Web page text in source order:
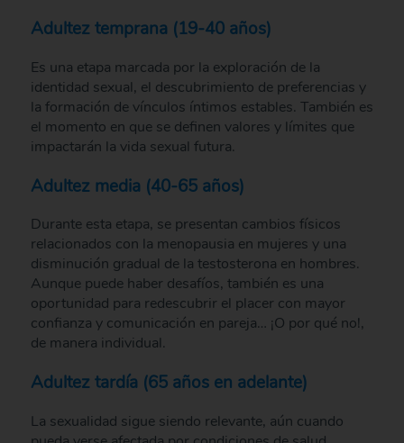
Adultez temprana (19-40 años)
Es una etapa marcada por la exploración de la
identidad sexual, el descubrimiento de preferencias y
la formación de vínculos íntimos estables. También es
el momento en que se definen valores y límites que
impactarán la vida sexual futura.
Adultez media (40-65 años)
Durante esta etapa, se presentan cambios físicos
relacionados con la menopausia en mujeres y una
disminución gradual de la testosterona en hombres.
Aunque puede haber desafíos, también es una
oportunidad para redescubrir el placer con mayor
confianza y comunicación en pareja… ¡O por qué no!,
de manera individual.
Adultez tardía (65 años en adelante)
La sexualidad sigue siendo relevante, aún cuando